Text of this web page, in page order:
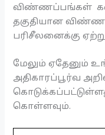
விண்ணப்பங்கள்
தகுதியான
பரிசீலனைக்கு
மேலும் ஏதேனும்
அதிகாரப்பூர்வ
கொள்ளவும்.